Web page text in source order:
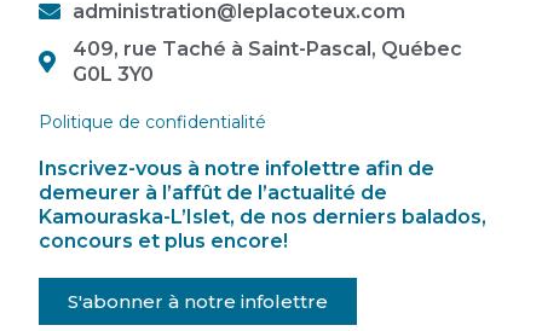
administration@leplacoteux.com
409, rue Taché à Saint-Pascal, Québec
G0L 3Y0
Politique de confidentialité
Inscrivez-vous à notre infolettre afin de
demeurer à l’affût de l’actualité de
Kamouraska-L’Islet, de nos derniers balados,
concours et plus encore!
S'abonner à notre infolettre